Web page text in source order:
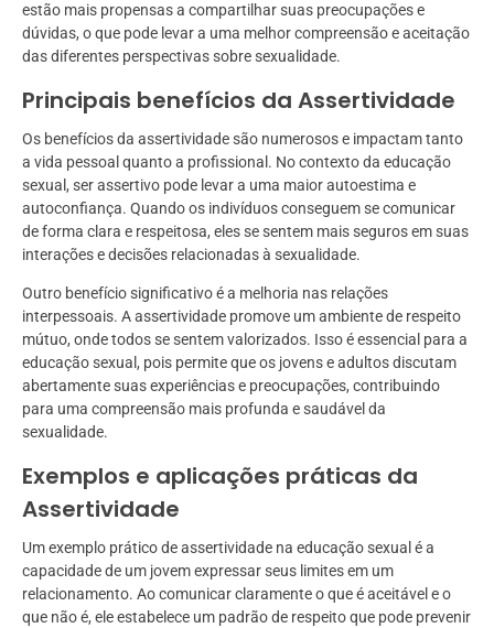
estão mais propensas a compartilhar suas preocupações e
dúvidas, o que pode levar a uma melhor compreensão e aceitação
das diferentes perspectivas sobre sexualidade.
Principais benefícios da Assertividade
Os benefícios da assertividade são numerosos e impactam tanto
a vida pessoal quanto a profissional. No contexto da educação
sexual, ser assertivo pode levar a uma maior autoestima e
autoconfiança. Quando os indivíduos conseguem se comunicar
de forma clara e respeitosa, eles se sentem mais seguros em suas
interações e decisões relacionadas à sexualidade.
Outro benefício significativo é a melhoria nas relações
interpessoais. A assertividade promove um ambiente de respeito
mútuo, onde todos se sentem valorizados. Isso é essencial para a
educação sexual, pois permite que os jovens e adultos discutam
abertamente suas experiências e preocupações, contribuindo
para uma compreensão mais profunda e saudável da
sexualidade.
Exemplos e aplicações práticas da
Assertividade
Um exemplo prático de assertividade na educação sexual é a
capacidade de um jovem expressar seus limites em um
relacionamento. Ao comunicar claramente o que é aceitável e o
que não é, ele estabelece um padrão de respeito que pode prevenir